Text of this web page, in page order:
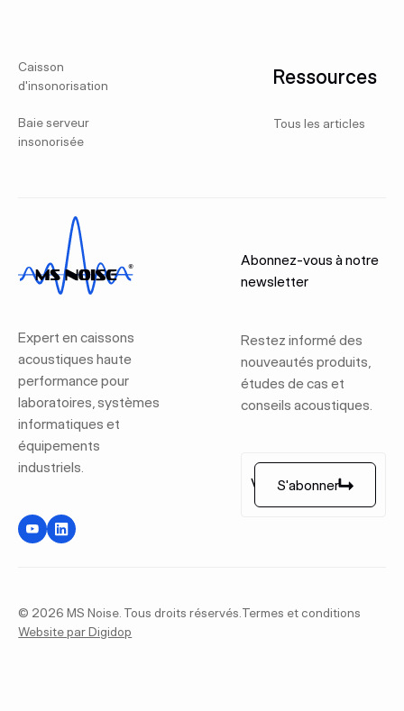
Caisson
d'insonorisation
Baie serveur
insonorisée
Ressources
Tous les articles
Expert en caissons
acoustiques haute
performance pour
laboratoires, systèmes
informatiques et
équipements
industriels.
Abonnez-vous à notre
newsletter
Restez informé des
nouveautés produits,
études de cas et
conseils acoustiques.
S'abonner
S'abonner
© 2026 MS Noise. Tous droits réservés.Termes et conditions
Website par Digidop